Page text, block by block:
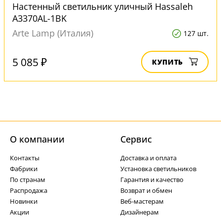
Настенный светильник уличный Hassaleh
A3370AL-1BK
Arte Lamp (Италия)
127 шт.
5 085 ₽ КУПИТЬ
О компании
Контакты
Фабрики
По странам
Распродажа
Новинки
Акции
Cервис
Доставка и оплата
Установка светильников
Гарантия и качество
Возврат и обмен
Веб-мастерам
Дизайнерам